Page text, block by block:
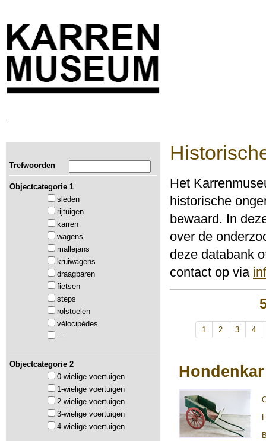
Trefwoorden
Objectcategorie 1
sleden
rijtuigen
karren
wagens
mallejans
kruiwagens
draagbaren
fietsen
steps
rolstoelen
vélocipèdes
---
Objectcategorie 2
0-wielige voertuigen
1-wielige voertuigen
2-wielige voertuigen
3-wielige voertuigen
4-wielige voertuigen
Het
historische
bewaard. In
over de
deze databank
contact op via
1 2 3 4
Hondenkar